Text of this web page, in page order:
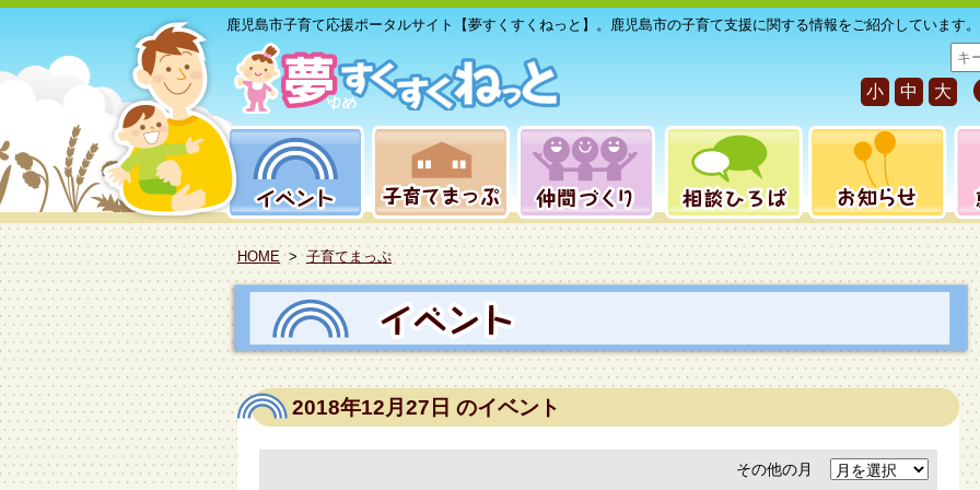
鹿児島市子育て応援ポータルサイト【夢すくすくねっと】。鹿児島市の子育て支援に関する情報をご紹介しています。
サ
イ
ト
内
小 中 大
HOME > 子育てまっぷ
2018年12月27日 のイベント
その他の月